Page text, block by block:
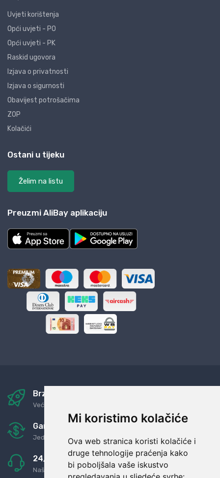
Mi koristimo kolačiće
Ova web stranica koristi kolačiće i
druge tehnologije praćenja kako
bi poboljšala vaše iskustvo
Uvjeti korištenja
Opći uvjeti - PO
Opći uvjeti - PK
Raskid ugovora
Izjava o privatnosti
Izjava o sigurnosti
Obavijest potrošačima
ZOP
Kolačići
Ostani u tijeku
Želim na listu
Preuzmi AliBay aplikaciju
Brza i sigurna dostava
Već za nekoliko dana kod vas
Garancija u povrat novaca
Jednostavno pravilo: Roba za novac
24/7 odlična podrška
Naši agenti uvijek na raspolaganju